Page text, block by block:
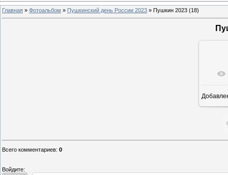
Главная » Фотоальбом » Пушкинский день России 2023 » Пушкин 2023 (18)
Всего комментариев: 0
Войдите: